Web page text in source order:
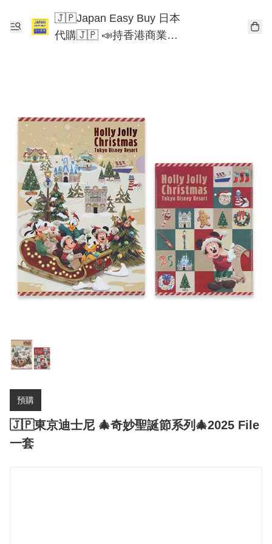
🇯🇵Japan Easy Buy 日本
代購🇯🇵 📣持香港商業登
預購
🇯🇵東京迪士尼 🎄奇妙聖誕節系列🎄2025 File
一套